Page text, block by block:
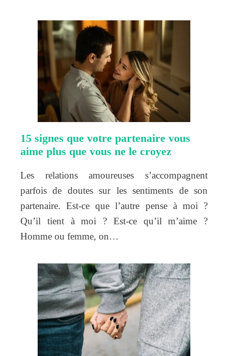
15 signes que votre partenaire vous
aime plus que vous ne le croyez
Les relations amoureuses s’accompagnent
parfois de doutes sur les sentiments de son
partenaire. Est-ce que l’autre pense à moi ?
Qu’il tient à moi ? Est-ce qu’il m’aime ?
Homme ou femme, on…